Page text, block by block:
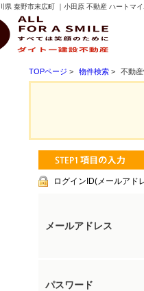
県 秦野市末広町 ｜小田原 不動産 ハートマ
設不動産
TOPページ > 物件検索 > 不動
ログインID(メールアド
メールアドレス
パスワード